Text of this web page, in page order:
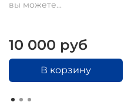
вы можете...
10 000 руб
В корзину